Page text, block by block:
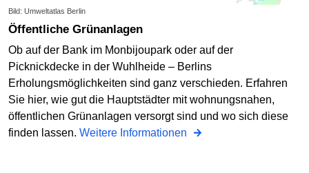
Bild: Umweltatlas Berlin
Öffentliche Grünanlagen
Ob auf der Bank im Monbijoupark oder auf der
Picknickdecke in der Wuhlheide – Berlins
Erholungsmöglichkeiten sind ganz verschieden. Erfahren
Sie hier, wie gut die Hauptstädter mit wohnungsnahen,
öffentlichen Grünanlagen versorgt sind und wo sich diese
finden lassen. Weitere Informationen